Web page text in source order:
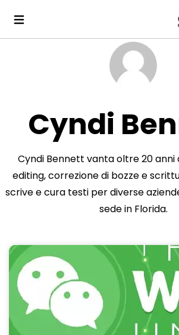
Cyndi
Cyndi Bennett vanta oltre 20 anni
editing, correzione di bozze e
scrive e cura testi per diverse
sede in Florida.